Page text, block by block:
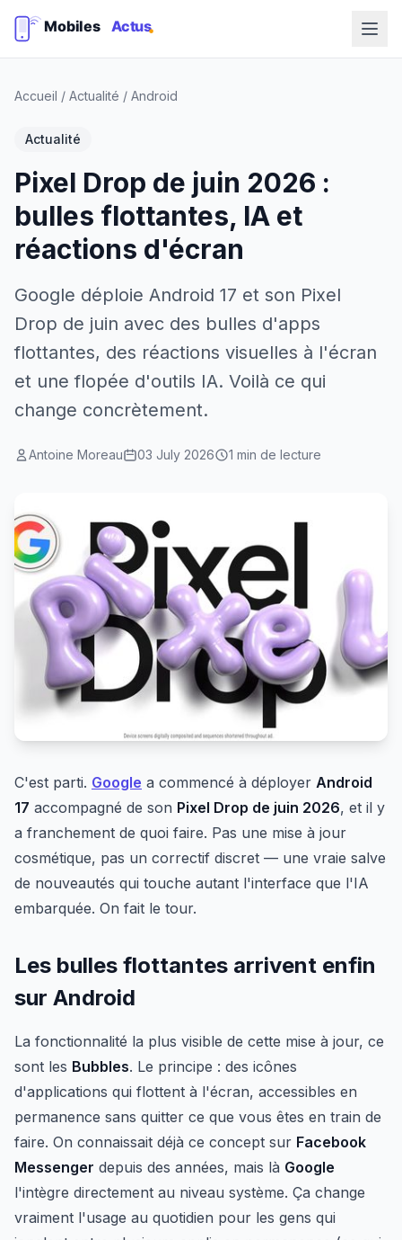
Accueil / Actualité / Android
Actualité
Pixel Drop de juin 2026 :
bulles flottantes, IA et
réactions d'écran
Google déploie Android 17 et son Pixel
Drop de juin avec des bulles d'apps
flottantes, des réactions visuelles à l'écran
et une flopée d'outils IA. Voilà ce qui
change concrètement.
Antoine Moreau 03 July 2026 1 min de lecture
C'est parti. Google a commencé à déployer Android
17 accompagné de son Pixel Drop de juin 2026, et il y
a franchement de quoi faire. Pas une mise à jour
cosmétique, pas un correctif discret — une vraie salve
de nouveautés qui touche autant l'interface que l'IA
embarquée. On fait le tour.
Les bulles flottantes arrivent enfin
sur Android
La fonctionnalité la plus visible de cette mise à jour, ce
sont les Bubbles. Le principe : des icônes
d'applications qui flottent à l'écran, accessibles en
permanence sans quitter ce que vous êtes en train de
faire. On connaissait déjà ce concept sur Facebook
Messenger depuis des années, mais là Google
l'intègre directement au niveau système. Ça change
vraiment l'usage au quotidien pour les gens qui